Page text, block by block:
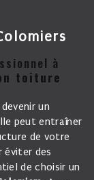
toiture
peut entraîner
de votre
des
de choisir un